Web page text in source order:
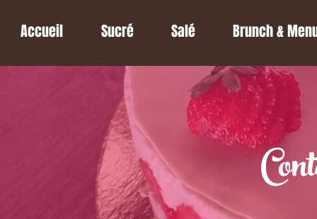
Accueil Sucré Salé Brunch &